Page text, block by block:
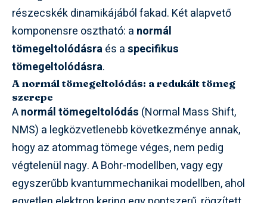
részecskék dinamikájából fakad. Két alapvető
komponensre osztható: a normál
tömegeltolódásraés aspecifikus
tömegeltolódásra.
A normál tömegeltolódás: a redukált tömeg
szerepe
Anormál tömegeltolódás (Normal Mass Shift,
NMS) a legközvetlenebb következménye annak,
hogy az atommag tömege véges, nem pedig
végtelenül nagy. A Bohr-modellben, vagy egy
egyszerűbb kvantummechanikai modellben, ahol